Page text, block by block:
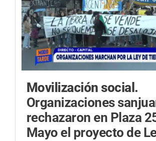
Movilización social.
Organizaciones
rechazaron en Plaza
Mayo el proyecto de